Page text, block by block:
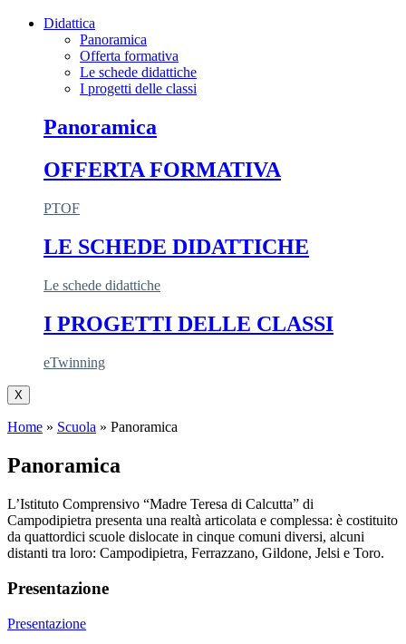
Didattica
Panoramica
Offerta formativa
Le schede didattiche
I progetti delle classi
Panoramica
OFFERTA FORMATIVA
PTOF
LE SCHEDE DIDATTICHE
Le schede didattiche
I PROGETTI DELLE CLASSI
eTwinning
X
Home » Scuola » Panoramica
Panoramica
L’Istituto Comprensivo “Madre Teresa di Calcutta” di
Campodipietra presenta una realtà articolata e complessa: è costituito
da quattordici scuole dislocate in cinque comuni diversi, alcuni
distanti tra loro: Campodipietra, Ferrazzano, Gildone, Jelsi e Toro.
Presentazione
Presentazione